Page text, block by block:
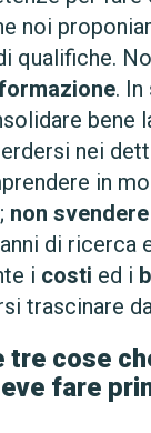
noi
qualifiche.
.
bene
nei
in
non svendere
di ricerca
i costi ed i
trascinare
tre cose
fare